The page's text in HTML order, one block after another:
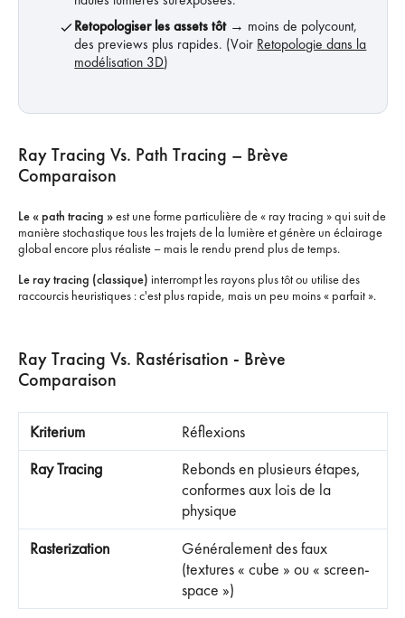
Retopologiser les assets tôt→ moins de polycount,
des previews plus rapides. (Voir Retopologie dans la
modélisation 3D)
Ray Tracing Vs. Path Tracing – Brève
Comparaison
Le « path tracing »est une forme particulière de « ray tracing » qui suit de
manière stochastique tous les trajets de la lumière et génère un éclairage
global encore plus réaliste – mais le rendu prend plus de temps.
Le ray tracing (classique) interrompt les rayons plus tôt ou utilise des
raccourcis heuristiques : c'est plus rapide, mais un peu moins « parfait ».
Ray Tracing Vs. Rastérisation - Brève
Comparaison
Réflexions
Rebonds en plusieurs étapes,
conformes aux lois de la
physique
Généralement des faux
(textures « cube » ou « screen-
space »)